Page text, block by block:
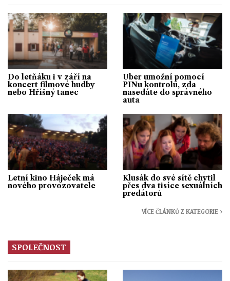
Do letňáku i v září na
koncert filmové hudby
nebo Hříšný tanec
Uber umožní pomocí
PINu kontrolu, zda
nasedáte do správného
auta
Letní kino Háječek má
nového provozovatele
Klusák do své sítě chytil
přes dva tisíce sexuálních
predátorů
VÍCE ČLÁNKŮ Z KATEGORIE ›
SPOLEČNOST